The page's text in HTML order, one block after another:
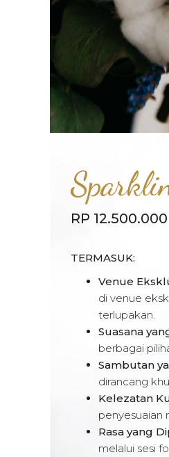
RP 12.500.000
TERMASUK:
Venue
di venue
terlupakan.
Suasana
berbagai
Sambutan
dirancang
Kelezatan
penyesuaian
Rasa yang
melalui sesi